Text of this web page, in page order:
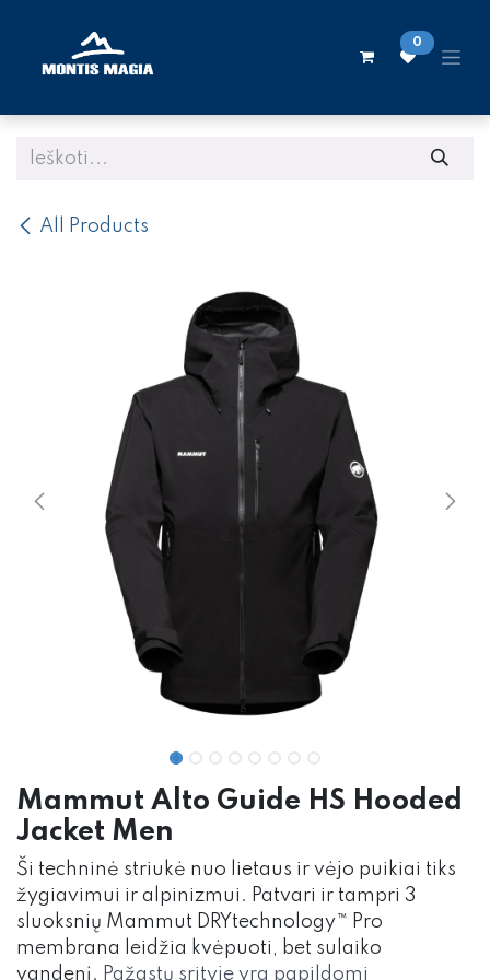
0
All Products
Mammut Alto Guide HS Hooded
Jacket Men
Ši techninė striukė nuo lietaus ir vėjo puikiai tiks
žygiavimui ir alpinizmui. Patvari ir tampri 3
sluoksnių Mammut DRYtechnology™ Pro
membrana leidžia kvėpuoti, bet sulaiko
vandenį. Pažastų srityje yra papildomi